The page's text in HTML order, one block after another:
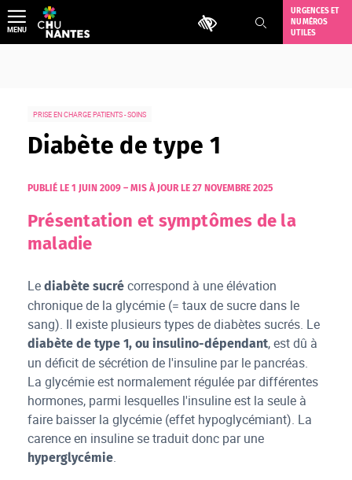
Aller
au
contenu
Outils d'accessibilité
URGENCES ET
NUMÉROS
UTILES
MENU
PRISE EN CHARGE PATIENTS - SOINS
Diabète de type 1
PUBLIÉ LE 1 JUIN 2009 – MIS À JOUR LE 27 NOVEMBRE 2025
Présentation et symptômes de la
maladie
Lediabète sucré correspond à une élévation
chronique de la glycémie (= taux de sucre dans le
sang). Il existe plusieurs types de diabètes sucrés. Le
diabète de type 1, ou insulino-dépendant, est dû à
un déficit de sécrétion de l'insuline par le pancréas.
La glycémie est normalement régulée par différentes
hormones, parmi lesquelles l'insuline est la seule à
faire baisser la glycémie (effet hypoglycémiant). La
carence en insuline se traduit donc par une
hyperglycémie.